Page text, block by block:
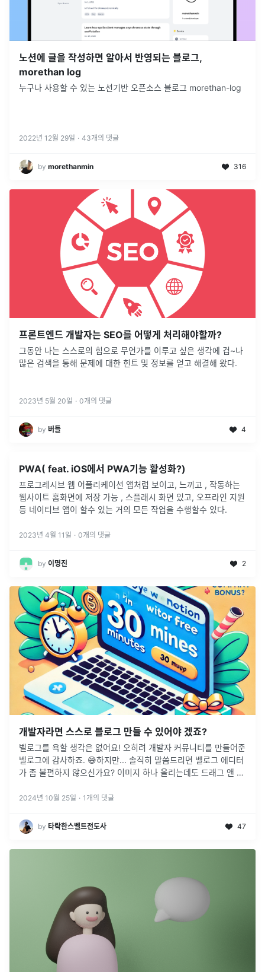
노션에 글을 작성하면 알아서 반영되는 블로그,
morethan log
누구나 사용할 수 있는 노션기반 오픈소스 블로그 morethan-log
2022년 12월 29일 · 43개의 댓글
by morethanmin 316
프론트엔드 개발자는 SEO를 어떻게 처리해야할까?
그동안 나는 스스로의 힘으로 무언가를 이루고 싶은 생각에 겁~나
많은 검색을 통해 문제에 대한 힌트 및 정보를 얻고 해결해 왔다.
2023년 5월 20일 · 0개의 댓글
by 버들 4
PWA( feat. iOS에서 PWA기능 활성화?)
프로그레시브 웹 어플리케이션 앱처럼 보이고, 느끼고 , 작동하는
웹사이트 홈화면에 저장 가능 , 스플래시 화면 있고, 오프라인 지원
등 네이티브 앱이 할수 있는 거의 모든 작업을 수행할수 있다.
2023년 4월 11일 · 0개의 댓글
by 이명진 2
개발자라면 스스로 블로그 만들 수 있어야 겠죠?
벨로그를 욕할 생각은 없어요! 오히려 개발자 커뮤니티를 만들어준
벨로그에 감사하죠. 😅하지만... 솔직히 말씀드리면 벨로그 에디터
가 좀 불편하지 않으신가요? 이미지 하나 올리는데도 드래그 앤 드
운으로는...
2024년 10월 25일 · 1 개의 댓글
by 타락한스벨트전도사 47